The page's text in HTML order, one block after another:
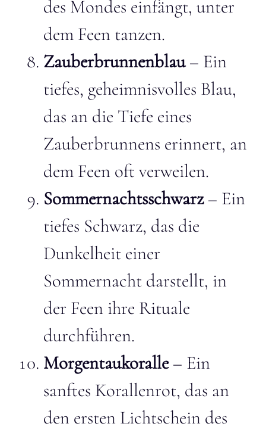
des Mondes einfängt, unter
dem Feen tanzen.
Zauberbrunnenblau– Ein
tiefes, geheimnisvolles Blau,
das an die Tiefe eines
Zauberbrunnens erinnert, an
dem Feen oft verweilen.
Sommernachtsschwarz– Ein
tiefes Schwarz, das die
Dunkelheit einer
Sommernacht darstellt, in
der Feen ihre Rituale
durchführen.
Morgentaukoralle– Ein
sanftes Korallenrot, das an
den ersten Lichtschein des